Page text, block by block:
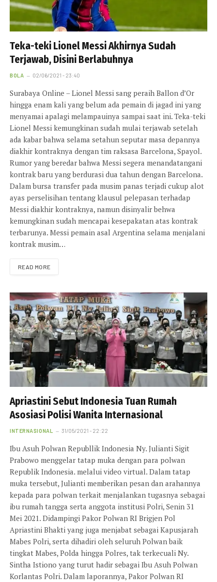
Teka-teki Lionel Messi Akhirnya Sudah
Terjawab, Disini Berlabuhnya
BOLA 02/06/2021 - 23:40
Surabaya Online – Lionel Messi sang peraih Ballon d’Or
hingga enam kali yang belum ada pemain di jagad ini yang
menyamai apalagi melampauinya sampai saat ini. Teka-teki
Lionel Messi kemungkinan sudah mulai terjawab setelah
ada kabar bahwa selama setahun seputar masa depannya
diakhir kontraknya dengan tim raksasa Barcelona, Spayol.
Rumor yang beredar bahwa Messi segera menandatangani
kontrak baru yang berdurasi dua tahun dengan Barcelona.
Dalam bursa transfer pada musim panas terjadi cukup alot
ayas perselisihan tentang klausul pelepasan terhadap
Messi diakhir kontraknya, namun disinyalir behwa
kemungkinan sudah mencapai kesepakatan atas kontrak
terbarunya. Messi pemain asal Argentina selama menjalani
kontrak musim…
READ MORE
Apriastini Sebut Indonesia Tuan Rumah
Asosiasi Polisi Wanita Internasional
INTERNASIONAL 31/05/2021 - 22:22
Ibu Asuh Polwan Republlik Indonesia Ny. Julianti Sigit
Prabowo menggelar tatap muka dengan para polwan
Republik Indonesia. melalui video virtual. Dalam tatap
muka tersebut, Julianti memberikan pesan dan arahannya
kepada para polwan terkait menjalankan tugasnya sebagai
ibu rumah tangga serta anggota institusi Polri, Senin 31
Mei 2021. Didampingi Pakor Polwan RI Brigjen Pol
Apriastini Bhakti yang juga menjabat sebagai Kapusjarah
Mabes Polri, serta dihadiri oleh seluruh Polwan baik
tingkat Mabes, Polda hingga Polres, tak terkecuali Ny.
Sintha Istiono yang turut hadir sebagai Ibu Asuh Polwan
Korlantas Polri. Dalam laporannya, Pakor Polwan RI